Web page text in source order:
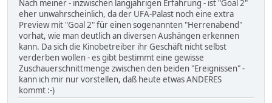
Nach meiner - inzwischen langjährigen Erfahrung - ist "Goal 2"
eher unwahrscheinlich, da der UFA-Palast noch eine extra
Preview mit "Goal 2" für einen sogenannten "Herrenabend"
vorhat, wie man deutlich an diversen Aushängen erkennen
kann. Da sich die Kinobetreiber ihr Geschäft nicht selbst
verderben wollen - es gibt bestimmt eine gewisse
Zuschauerschnittmenge zwischen den beiden "Ereignissen" -
kann ich mir nur vorstellen, daß heute etwas ANDERES
kommt :-)